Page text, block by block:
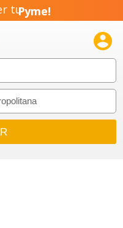
tuPyme!
Emprendimiento!
